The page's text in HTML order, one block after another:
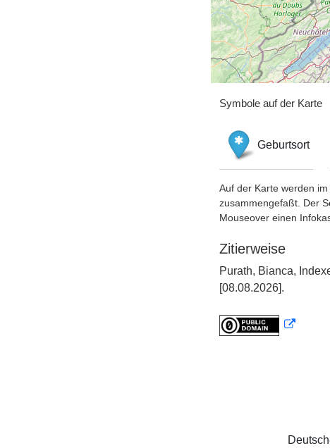
Symbole auf der Karte
Geburtsort
Auf der Karte werden
zusammengefaßt. Der
Mouseover einen
Zitierweise
Purath, Bianca,
[08.08.2026].